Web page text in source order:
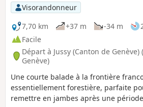
Visorandonneur
7,70 km
+37 m -34 m
Facile
Départ à Jussy (Canton de Genève)
Genève)
Une courte balade à la frontière
essentiellement forestière, parfaite
remettre en jambes après une